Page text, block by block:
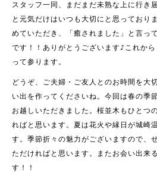
スタッフ一同、まだまだ未熟な上に行き
と元気だけはいつも大切にと思っており
めていただき、「癒されました」と言っ
です！！ありがとうございます♪これか
って参ります。
どうぞ、ご夫婦・ご友人とのお時間を大
い出を作ってくださいね。今回は春の季
お越しいただきました。桜並木もひとつ
ればと思います。夏は花火や縁日が城崎
す。季節折々の魅力がございますので、
ただければと思います。またお会い出来
す！！